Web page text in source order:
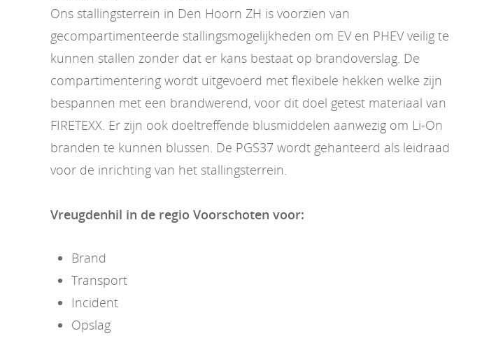
Ons stallingsterrein in Den Hoorn ZH is voorzien van
gecompartimenteerde stallingsmogelijkheden om EV en PHEV veilig te
kunnen stallen zonder dat er kans bestaat op brandoverslag. De
compartimentering wordt uitgevoerd met flexibele hekken welke zijn
bespannen met een brandwerend, voor dit doel getest materiaal van
FIRETEXX. Er zijn ook doeltreffende blusmiddelen aanwezig om Li-On
branden te kunnen blussen. De PGS37 wordt gehanteerd als leidraad
voor de inrichting van het stallingsterrein.
Vreugdenhil in de regio Voorschoten voor:
Brand
Transport
Incident
Opslag